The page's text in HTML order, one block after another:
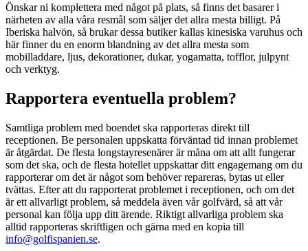
Önskar ni komplettera med något på plats, så finns det basarer i
närheten av alla våra resmål som säljer det allra mesta billigt. På
Iberiska halvön, så brukar dessa butiker kallas kinesiska varuhus och
här finner du en enorm blandning av det allra mesta som
mobilladdare, ljus, dekorationer, dukar, yogamatta, tofflor, julpynt
och verktyg.
Rapportera eventuella problem?
Samtliga problem med boendet ska rapporteras direkt till
receptionen. Be personalen uppskatta förväntad tid innan problemet
är åtgärdat. De flesta longstayresenärer är måna om att allt fungerar
som det ska, och de flesta hotellet uppskattar ditt engagemang om du
rapporterar om det är något som behöver repareras, bytas ut eller
tvättas. Efter att du rapporterat problemet i receptionen, och om det
är ett allvarligt problem, så meddela även vår golfvärd, så att vår
personal kan följa upp ditt ärende. Riktigt allvarliga problem ska
alltid rapporteras skriftligen och gärna med en kopia till
info@golfispanien.se.